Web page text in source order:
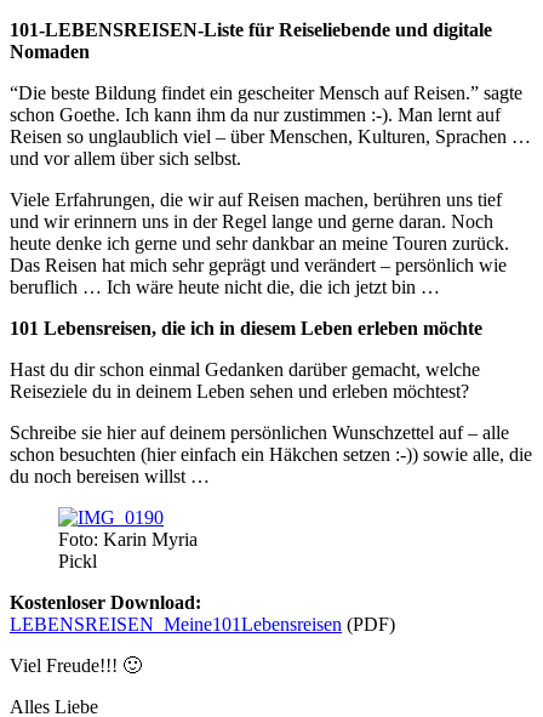
101-LEBENSREISEN-Liste für Reiseliebende und digitale
Nomaden
“Die beste Bildung findet ein gescheiter Mensch auf Reisen.” sagte
schon Goethe. Ich kann ihm da nur zustimmen :-). Man lernt auf
Reisen so unglaublich viel – über Menschen, Kulturen, Sprachen …
und vor allem über sich selbst.
Viele Erfahrungen, die wir auf Reisen machen, berühren uns tief
und wir erinnern uns in der Regel lange und gerne daran. Noch
heute denke ich gerne und sehr dankbar an meine Touren zurück.
Das Reisen hat mich sehr geprägt und verändert – persönlich wie
beruflich … Ich wäre heute nicht die, die ich jetzt bin …
101 Lebensreisen, die ich in diesem Leben erleben möchte
Hast du dir schon einmal Gedanken darüber gemacht, welche
Reiseziele du in deinem Leben sehen und erleben möchtest?
Schreibe sie hier auf deinem persönlichen Wunschzettel auf – alle
schon besuchten (hier einfach ein Häkchen setzen :-)) sowie alle, die
du noch bereisen willst …
Foto: Karin Myria
Pickl
Kostenloser Download:
LEBENSREISEN_Meine101Lebensreisen (PDF)
Viel Freude!!! 🙂
Alles Liebe